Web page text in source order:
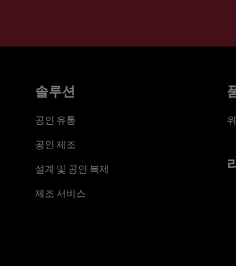
솔루션
공인 유통
공인 제조
설계 및 공인 복제
제조 서비스